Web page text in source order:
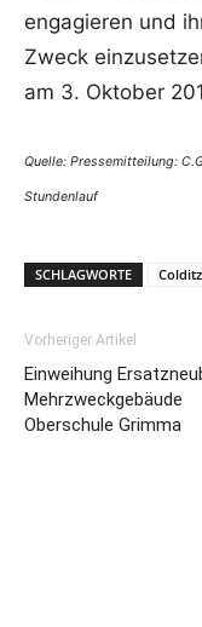
engagieren und
Zweck
am 3. Oktober
Quelle: Pressemitteilung:
Stundenlauf
SCHLAGWORTE Colditz
Vorheriger Artikel
Einweihung
Mehrzweckgebäude
Oberschule Grimma